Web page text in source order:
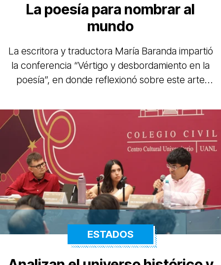
La poesía para nombrar al
mundo
La escritora y traductora María Baranda impartió
la conferencia “Vértigo y desbordamiento en la
poesía”, en donde reflexionó sobre este arte
memoria colectiva y construir comunidad.
ESTADOS